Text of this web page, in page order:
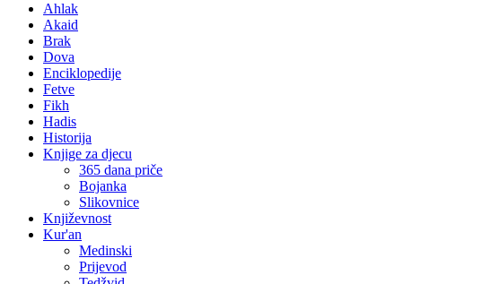
Ahlak
Akaid
Brak
Dova
Enciklopedije
Fetve
Fikh
Hadis
Historija
Knjige za djecu
365 dana priče
Bojanka
Slikovnice
Književnost
Kur'an
Medinski
Prijevod